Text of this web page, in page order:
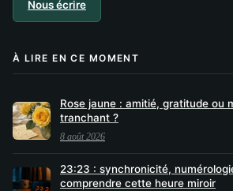
Nous écrire
À LIRE EN CE MOMENT
Rose jaune : amitié, gratitude ou
tranchant ?
8 août 2026
23:23 : synchronicité,
comprendre cette heure miroir